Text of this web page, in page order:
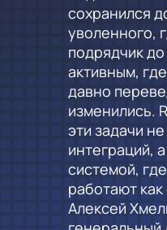
сохранился
уволенного,
подрядчик
активным,
давно
изменились.
эти задачи
интеграций,
системой,
работают
Алексей